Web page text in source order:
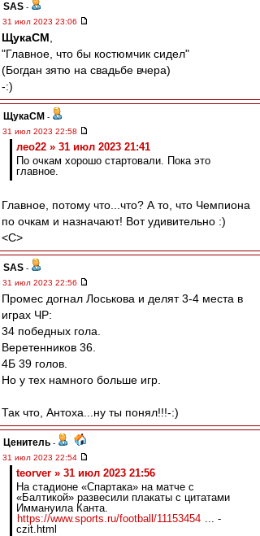
SAS -
31 июл 2023 23:06
ЩукаСМ
"Главное, что бы костюмчик сидел"
(Богдан зятю на свадьбе вчера)
-:)
ЩукаСМ -
31 июл 2023 22:58
лео22 » 31 июл 2023 21:41
По очкам хорошо стартовали. Пока это
главное.
Главное, потому что...что? А то, что Чемпиона
по очкам и назначают! Вот удивительно :)
<C>
SAS -
31 июл 2023 22:56
Промес догнал Лоськова и делят 3-4 места в
играх ЧР:
34 победных гола.
Веретенников 36.
4Б 39 голов.
Но у тех намного больше игр.
Так что, Антоха...ну ты понял!!!-:)
Ценитель -
31 июл 2023 22:54
teorver » 31 июл 2023 21:56
На стадионе «Спартака» на матче с
«Балтикой» развесили плакаты с цитатами
Иммануила Канта.
https://www.sports.ru/football/11153454 ... -
czit.html